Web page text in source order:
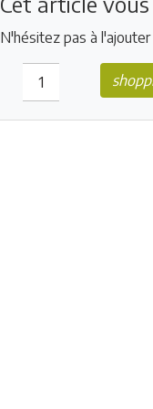
N'hésitez pas à